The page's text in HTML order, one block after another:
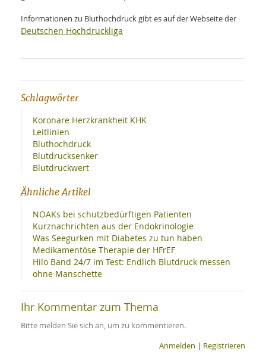
Informationen zu Bluthochdruck gibt es auf der Webseite der
Deutschen Hochdruckliga
Schlagwörter
Koronare Herzkrankheit KHK
Leitlinien
Bluthochdruck
Blutdrucksenker
Blutdruckwert
Ähnliche Artikel
NOAKs bei schutzbedürftigen Patienten
Kurznachrichten aus der Endokrinologie
Was Seegurken mit Diabetes zu tun haben
Medikamentöse Therapie der HFrEF
Hilo Band 24/7 im Test: Endlich Blutdruck messen
ohne Manschette
Ihr Kommentar zum Thema
Bitte melden Sie sich an, um zu kommentieren.
Anmelden | Registrieren